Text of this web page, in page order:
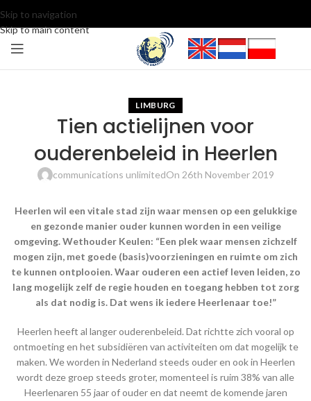
Skip to navigation
Skip to main content
LIMBURG
Tien actielijnen voor
ouderenbeleid in Heerlen
communications unlimitedOn 26th November 2019
Heerlen wil een vitale stad zijn waar mensen op een gelukkige
en gezonde manier ouder kunnen worden in een veilige
omgeving. Wethouder Keulen: “Een plek waar mensen zichzelf
mogen zijn, met goede (basis)voorzieningen en ruimte om zich
te kunnen ontplooien. Waar ouderen een actief leven leiden, zo
lang mogelijk zelf de regie houden en toegang hebben tot zorg
als dat nodig is. Dat wens ik iedere Heerlenaar toe!”
Heerlen heeft al langer ouderenbeleid. Dat richtte zich vooral op
ontmoeting en het subsidiëren van activiteiten om dat mogelijk te
maken. We worden in Nederland steeds ouder en ook in Heerlen
wordt deze groep steeds groter, momenteel is ruim 38% van alle
Heerlenaren 55 jaar of ouder en dat neemt de komende jaren